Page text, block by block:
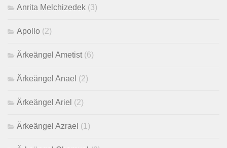
Anrita Melchizedek (3)
Apollo (2)
Ärkeängel Ametist (6)
Ärkeängel Anael (2)
Ärkeängel Ariel (2)
Ärkeängel Azrael (1)